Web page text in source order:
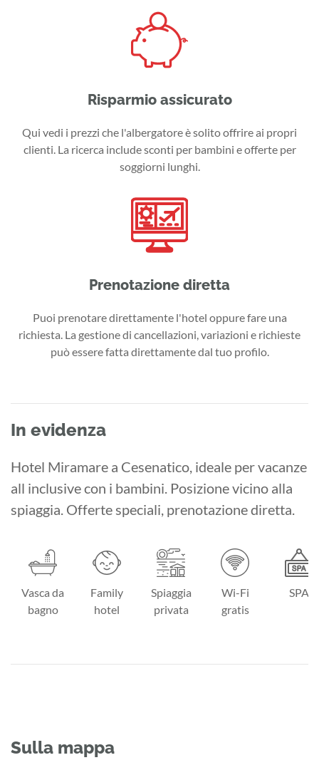
Risparmio assicurato
Qui vedi i prezzi che l'albergatore è solito offrire ai propri
clienti. La ricerca include sconti per bambini e offerte per
soggiorni lunghi.
Prenotazione diretta
Puoi prenotare direttamente l'hotel oppure fare una
richiesta. La gestione di cancellazioni, variazioni e richieste
può essere fatta direttamente dal tuo profilo.
In evidenza
Hotel Miramare a Cesenatico, ideale per vacanze
all inclusive con i bambini. Posizione vicino alla
spiaggia. Offerte speciali, prenotazione diretta.
Vasca da
bagno
Family
hotel
Spiaggia
privata
Wi-Fi
gratis
SPA
Sulla mappa